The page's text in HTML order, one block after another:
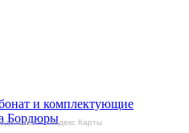
— Яндекс Карты
и комплектующие
Бордюры